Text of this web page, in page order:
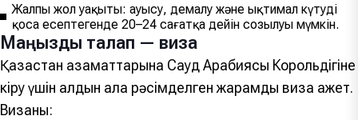
Жалпы жол уақыты: ауысу, демалу және ықтимал күтуді
қоса есептегенде 20–24 сағатқа дейін созылуы мүмкін.
Маңызды талап — виза
Қазақстан азаматтарына Сауд Арабиясы Корольдігіне
кіру үшін алдын ала рәсімделген жарамды виза қажет.
Визаны: